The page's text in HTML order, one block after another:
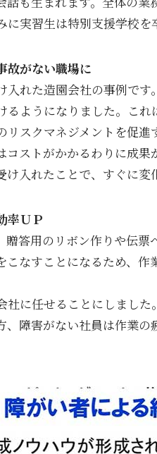
実習生は特別支援学校を
故がない職場に
入れた造園会社の事例で
ようになりました。こ
スクマネジメントを促進
コストがかかるわりに成
入れたことで、すぐに変
率ＵＰ
贈答用のリボン作りや伝
こなすことになるため、
社に任せることにしまし
、障害がない社員は作業